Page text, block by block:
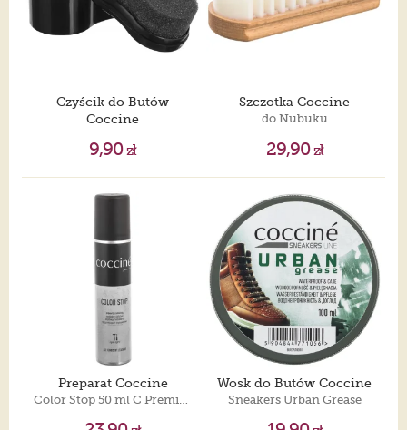
Czyścik do Butów
Coccine
9,90zł
Szczotka Coccine
do Nubuku
29,90zł
Preparat Coccine Wosk do Butów Coccine
Sneakers Urban Grease